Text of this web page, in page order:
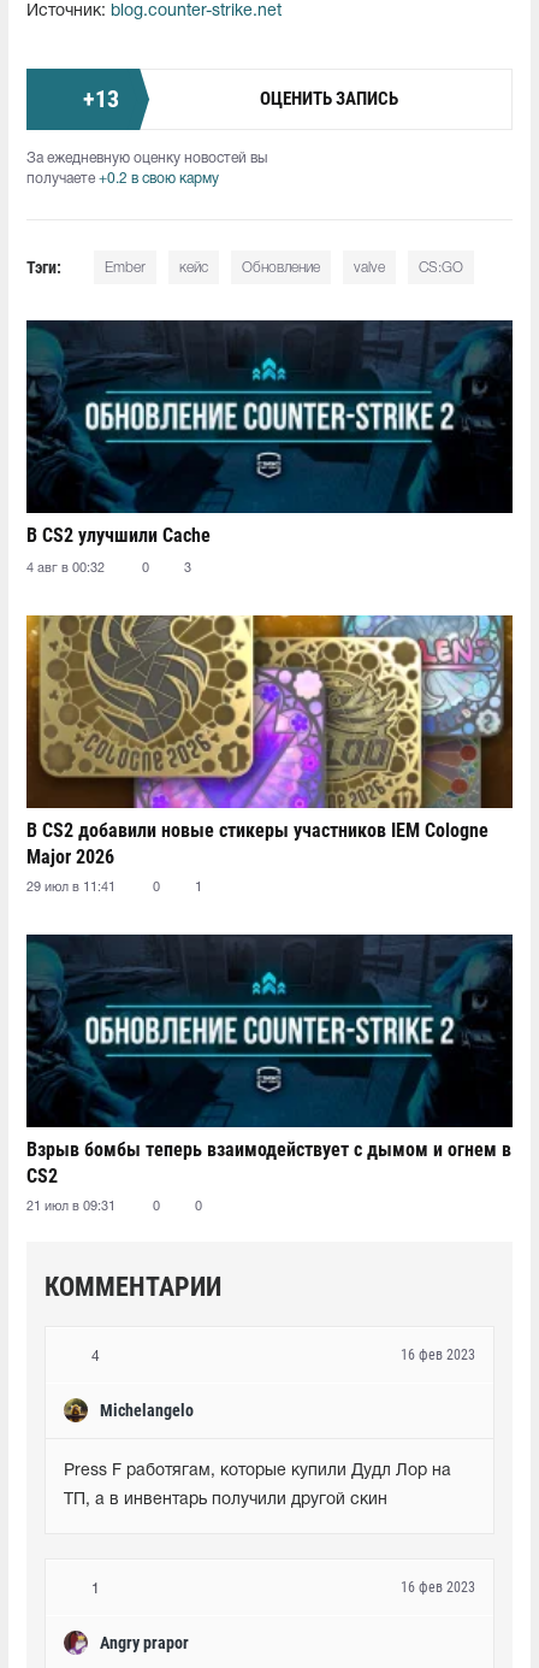
Источник: blog.counter-strike.net
+13 ОЦЕНИТЬ ЗАПИСЬ
За ежедневную оценку новостей вы
получаете +0.2 в свою карму
Тэги: Ember кейс Обновление valve CS:GO
В CS2 улучшили Cache
4 авг в 00:32 0 3
В CS2 добавили новые стикеры участников IEM Cologne
Major 2026
29 июл в 11:41 0 1
Взрыв бомбы теперь взаимодействует с дымом и огнем в
CS2
21 июл в 09:31 0 0
КОММЕНТАРИИ
4
Michelangelo
16 фев 2023
Press F работягам, которые купили Дудл Лор на
ТП, а в инвентарь получили другой скин
1
Angry prapor
16 фев 2023